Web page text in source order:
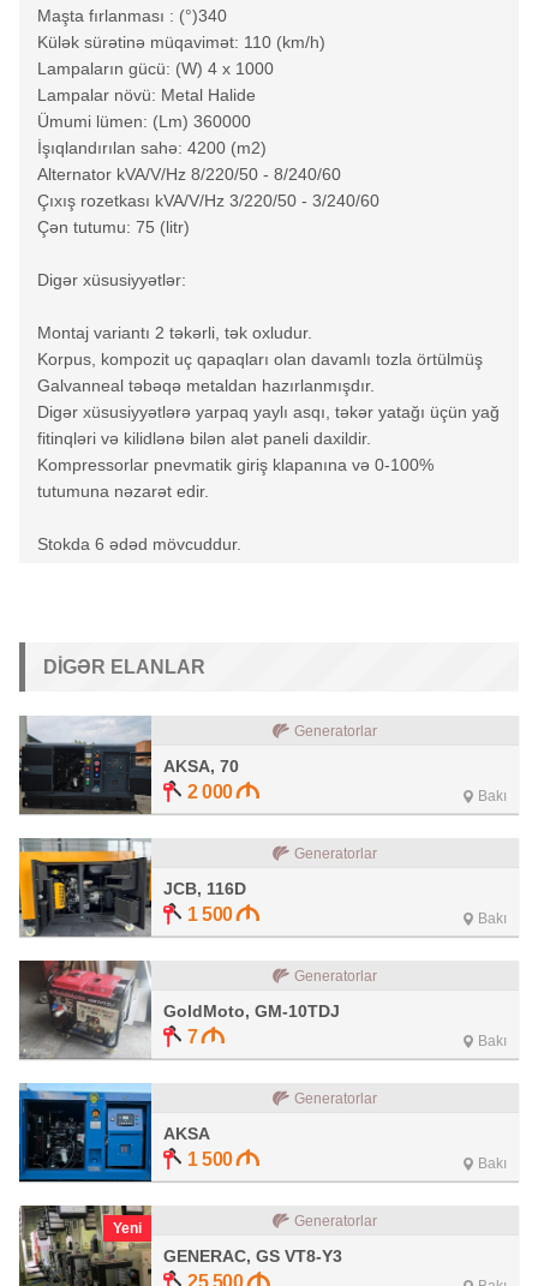
Maşta fırlanması : (°)340
Külək sürətinə müqavimət: 110 (km/h)
Lampaların gücü: (W) 4 x 1000
Lampalar növü: Metal Halide
Ümumi lümen: (Lm) 360000
İşıqlandırılan sahə: 4200 (m2)
Alternator kVA/V/Hz 8/220/50 - 8/240/60
Çıxış rozetkası kVA/V/Hz 3/220/50 - 3/240/60
Çən tutumu: 75 (litr)
Digər xüsusiyyətlər:
Montaj variantı 2 təkərli, tək oxludur.
Korpus, kompozit uç qapaqları olan davamlı tozla örtülmüş
Galvanneal təbəqə metaldan hazırlanmışdır.
Digər xüsusiyyətlərə yarpaq yaylı asqı, təkər yatağı üçün yağ
fitinqləri və kilidlənə bilən alət paneli daxildir.
Kompressorlar pnevmatik giriş klapanına və 0-100%
tutumuna nəzarət edir.
Stokda 6 ədəd mövcuddur.
DIGƏR ELANLAR
Generatorlar
AKSA, 70
2 000 Bakı
Generatorlar
JCB, 116D
1 500 Bakı
Generatorlar
GoldMoto, GM-10TDJ
7 Bakı
Generatorlar
AKSA
1 500 Bakı
Yeni Generatorlar
GENERAC, GS VT8-Y3
25 500